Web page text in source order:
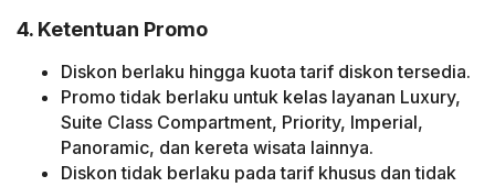
4. Ketentuan Promo
Diskon berlaku hingga kuota tarif diskon tersedia.
Promo tidak berlaku untuk kelas layanan Luxury,
Suite Class Compartment, Priority, Imperial,
Panoramic, dan kereta wisata lainnya.
Diskon tidak berlaku pada tarif khusus dan tidak